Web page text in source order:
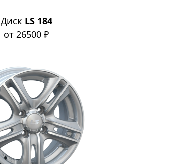
Диск LS 184
от 26500 ₽